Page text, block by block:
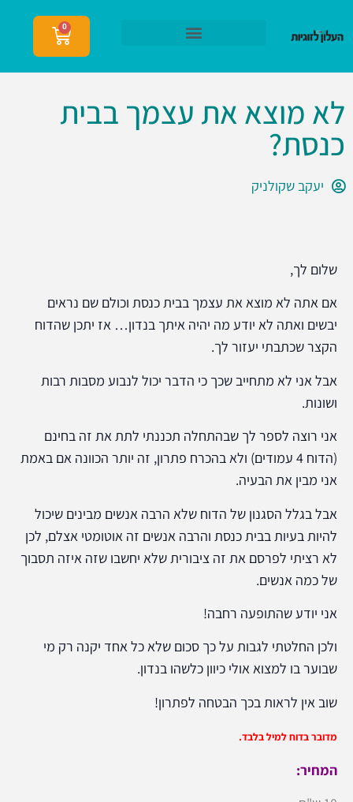
0
לא מוצא את עצמך בבית
כנסת?
יעקב שקולניק
שלום לך,
אם אתה לא מוצא את עצמך בבית כנסת וכולם שם נראים
יבשים ואתה לא יודע מה יהיה איתך בנדון… אז יתכן שהדוח
הקצר שכתבתי יעזור לך.
אבל אני לא מתחייב שכך כי הדבר יכול לנבוע מסבות רבות
ושונות.
אני רוצה לספר לך שבהתחלה תכננתי לתת את זה בחינם
(הדוח 4 עמודים) ולא בהכרח פתרון, זה יותר הכוונה אם באמת
אני מבין את הבעיה.
אבל בגלל הסגנון של הדוח שלא הרבה אנשים מבינים שיכול
להיות בעיות בבית כנסת והרבה אנשים זה אוטומטי אצלם, לכן
לא רציתי לפרסם את זה ציבורית שלא יחשבו שזה איזה תסבוך
של כמה אנשים.
אני יודע שהתופעה רחבה!
ולכן החלטתי לגבות על כך סכום שלא כל אחד יקנה רק מי
שבוער בו למצוא אולי כיוון כלשהו בנדון.
שוב אין לראות בכך הבטחה לפתרון!
מדובר בדוח למיל בלבד.
המחיר: